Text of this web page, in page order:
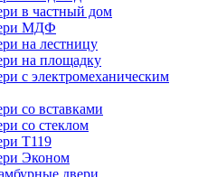
в частный дом
МДФ
на лестницу
на площадку
с электромеханическим
со вставками
со стеклом
Т119
Эконом
двери